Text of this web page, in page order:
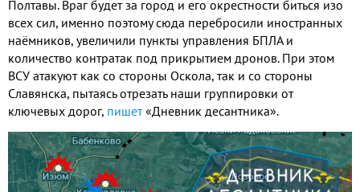
Полтавы. Враг будет за город и его окрестности биться изо
всех сил, именно поэтому сюда перебросили иностранных
наёмников, увеличили пункты управления БПЛА и
количество контратак под прикрытием дронов. При этом
ВСУ атакуют как со стороны Оскола, так и со стороны
Славянска, пытаясь отрезать наши группировки от
ключевых дорог, пишет«Дневник десантника».